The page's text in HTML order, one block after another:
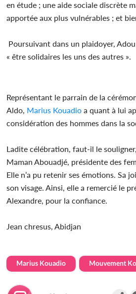
en étude ; une aide sociale discrète
apportée aux plus vulnérables ; et
Poursuivant dans un plaidoyer,
« être solidaires les uns des autres ».
Représentant le parrain de la
Aldo, Marius Kouadio a quant à lui
considération des hommes dans la
Ladite célébration, faut-il le
Maman Abouadjé, présidente des
Elle n’a pu retenir ses émotions. Sa
son visage. Ainsi, elle a remercié le
Alexandre, pour la confiance.
Jean chresus, Abidjan
Marius Kouadio Mouvement